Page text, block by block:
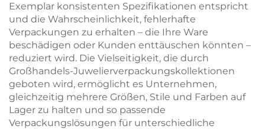
Exemplar konsistenten Spezifikationen entspricht
und die Wahrscheinlichkeit, fehlerhafte
Verpackungen zu erhalten – die Ihre Ware
beschädigen oder Kunden enttäuschen könnten –
reduziert wird. Die Vielseitigkeit, die durch
Großhandels-Juwelierverpackungskollektionen
geboten wird, ermöglicht es Unternehmen,
gleichzeitig mehrere Größen, Stile und Farben auf
Lager zu halten und so passende
Verpackungslösungen für unterschiedliche